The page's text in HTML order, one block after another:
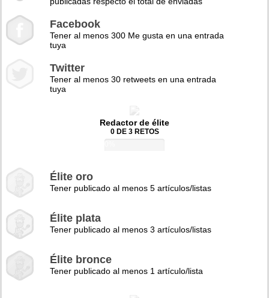
Facebook
Tener al menos 300 Me gusta en una entrada
tuya
Twitter
Tener al menos 30 retweets en una entrada
tuya
Redactor de élite
0 DE 3 RETOS
Élite oro
Tener publicado al menos 5 artículos/listas
Élite plata
Tener publicado al menos 3 artículos/listas
Élite bronce
Tener publicado al menos 1 artículo/lista